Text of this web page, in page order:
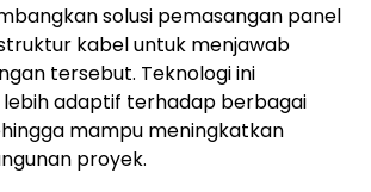
solusi pemasangan panel
kabel untuk menjawab
tersebut. Teknologi ini
adaptif terhadap berbagai
mampu meningkatkan
proyek.